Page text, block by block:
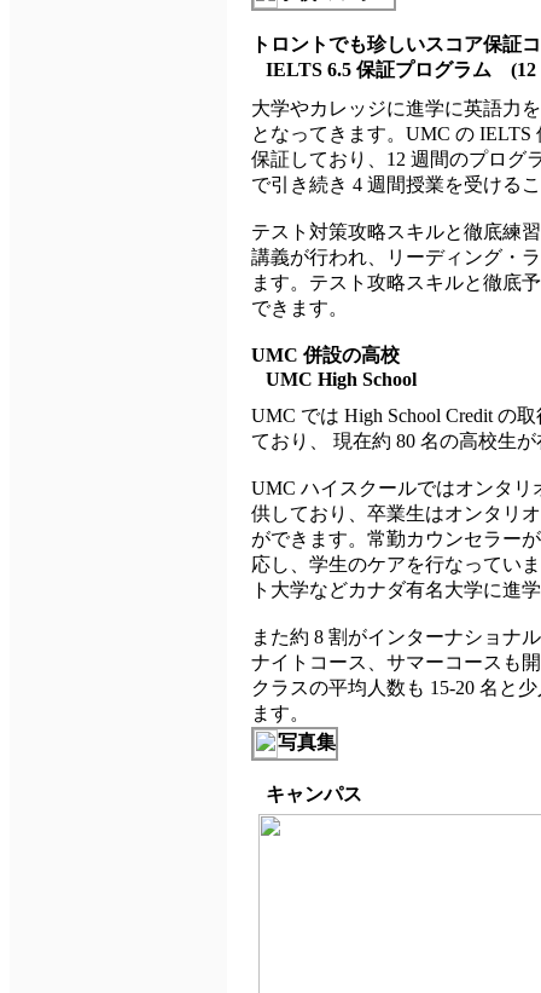
トロントでも珍しいスコア保証
IELTS 6.5 保証プログラム (12
大学やカレッジに進学に英語力
となってきます。UMC の
保証しており、12 週間のプログ
で引き続き 4 週間授業を受ける
テスト対策攻略スキルと徹底練
講義が行われ、リーディング・
ます。テスト攻略スキルと徹底
できます。
UMC 併設の高校
UMC High School
UMC では High School Credit の
ており、 現在約 80 名の高校生
UMC ハイスクールではオンタ
供しており、卒業生はオンタリ
ができます。常勤カウンセラー
応し、学生のケアを行なってい
ト大学などカナダ有名大学に進
また約 8 割がインターナショナ
ナイトコース、サマーコースも
クラスの平均人数も 15-20 名と
ます。
写真集
キャンパス